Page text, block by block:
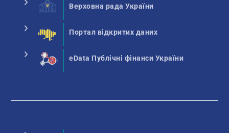
Верховна рада України
Портал відкритих даних
eData Публічні фінанси України